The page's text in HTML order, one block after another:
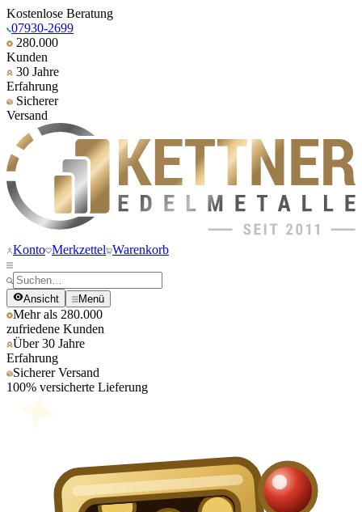
Kostenlose Beratung
07930-2699
280.000
Kunden
30 Jahre
Erfahrung
Sicherer
Versand
Konto Merkzettel Warenkorb
Ansicht Menü
Mehr als 280.000
zufriedene Kunden
Über 30 Jahre
Erfahrung
Sicherer Versand
100% versicherte Lieferung